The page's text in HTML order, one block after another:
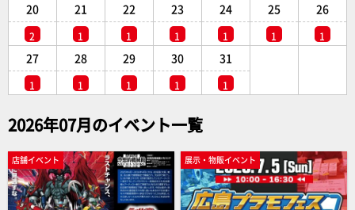
20
2
21
1
22
1
23
1
24
1
25
1
26
1
27
1
28
1
29
1
30
1
31
1
2026年07月のイベント一覧
店舗イベント 展示・物販イベント